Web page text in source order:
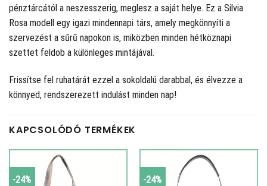
pénztárcától a neszesszerig, meglesz a saját helye. Ez a Silvia
Rosa modell egy igazi mindennapi társ, amely megkönnyíti a
szervezést a sűrű napokon is, miközben minden hétköznapi
szettet feldob a különleges mintájával.
Frissítse fel ruhatárát ezzel a sokoldalú darabbal, és élvezze a
könnyed, rendszerezett indulást minden nap!
KAPCSOLÓDÓ TERMÉKEK
-24% -24%